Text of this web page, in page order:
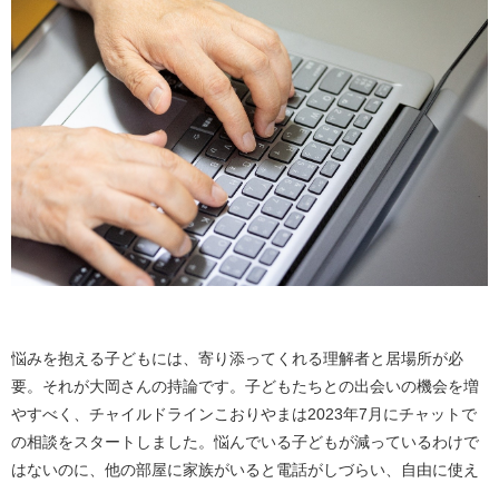
悩みを抱える子どもには、寄り添ってくれる理解者と居場所が必
要。それが大岡さんの持論です。子どもたちとの出会いの機会を増
やすべく、チャイルドラインこおりやまは2023年7月にチャットで
の相談をスタートしました。悩んでいる子どもが減っているわけで
はないのに、他の部屋に家族がいると電話がしづらい、自由に使え